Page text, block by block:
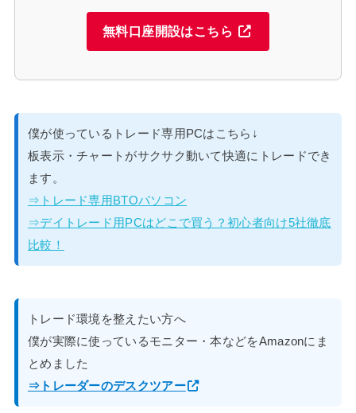
無料口座開設はこちら
僕が使っているトレード専用PCはこちら↓
板表示・チャートがサクサク動いて快適にトレードでき
ます。
⇒トレード専用BTOパソコン
⇒デイトレード用PCはどこで買う？初心者向け5社徹底
比較！
トレード環境を整えたい方へ
僕が実際に使っているモニター・本などをAmazonにま
とめました
⇒トレーダーのデスクツアー